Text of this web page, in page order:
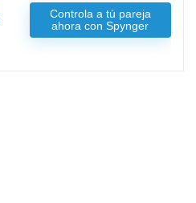
Controla a tú pareja
ahora con Spynger